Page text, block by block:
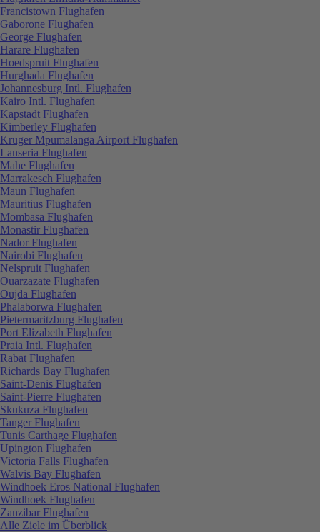
Francistown Flughafen
Gaborone Flughafen
George Flughafen
Harare Flughafen
Hoedspruit Flughafen
Hurghada Flughafen
Johannesburg Intl. Flughafen
Kairo Intl. Flughafen
Kapstadt Flughafen
Kimberley Flughafen
Kruger Mpumalanga Airport Flughafen
Lanseria Flughafen
Mahe Flughafen
Marrakesch Flughafen
Maun Flughafen
Mauritius Flughafen
Mombasa Flughafen
Monastir Flughafen
Nador Flughafen
Nairobi Flughafen
Nelspruit Flughafen
Ouarzazate Flughafen
Oujda Flughafen
Phalaborwa Flughafen
Pietermaritzburg Flughafen
Port Elizabeth Flughafen
Praia Intl. Flughafen
Rabat Flughafen
Richards Bay Flughafen
Saint-Denis Flughafen
Saint-Pierre Flughafen
Skukuza Flughafen
Tanger Flughafen
Tunis Carthage Flughafen
Upington Flughafen
Victoria Falls Flughafen
Walvis Bay Flughafen
Windhoek Eros National Flughafen
Windhoek Flughafen
Zanzibar Flughafen
Alle Ziele im Überblick